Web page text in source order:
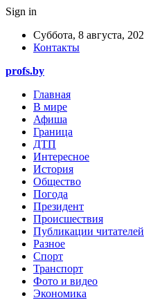
Sign in
Суббота, 8 августа,
Контакты
profs.by
Главная
В мире
Афиша
Граница
ДТП
Интересное
История
Общество
Погода
Президент
Происшествия
Публикации читателей
Разное
Спорт
Транспорт
Фото и видео
Экономика